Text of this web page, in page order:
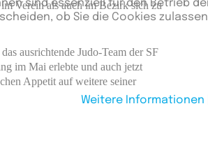
Verein als auch im Bezirk sich zu
ausrichtende Judo-Team der SF
im Mai erlebte und auch jetzt
Appetit auf weitere seiner
sind essenziell für den Betrieb
ob Sie die Cookies
Weitere Informationen